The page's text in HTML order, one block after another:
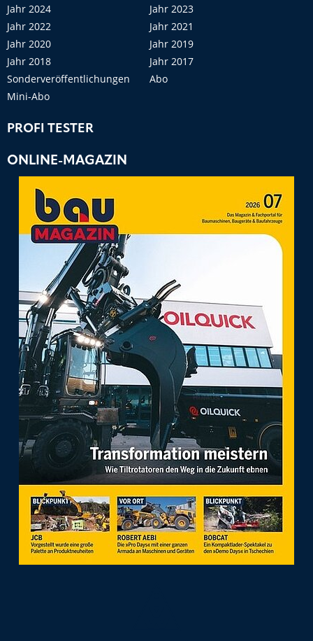
Jahr 2024
Jahr 2023
Jahr 2022
Jahr 2021
Jahr 2020
Jahr 2019
Jahr 2018
Jahr 2017
Sonderveröffentlichungen
Abo
Mini-Abo
PROFI TESTER
ONLINE-MAGAZIN